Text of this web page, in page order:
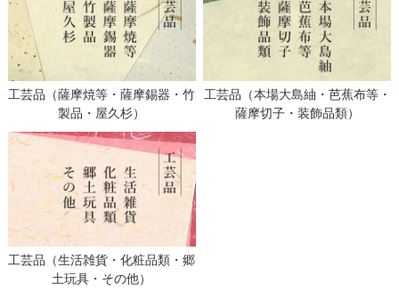
工芸品（薩摩焼等・薩摩錫器・竹
製品・屋久杉）
工芸品（本場大島紬・芭蕉布等・
薩摩切子・装飾品類）
工芸品（生活雑貨・化粧品類・郷
土玩具・その他）